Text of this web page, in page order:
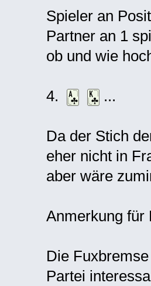
Spieler an
Partner an 1
ob und wie
4. ...
Da der Stich
eher nicht in
aber wäre
Anmerkung für
Die
Partei